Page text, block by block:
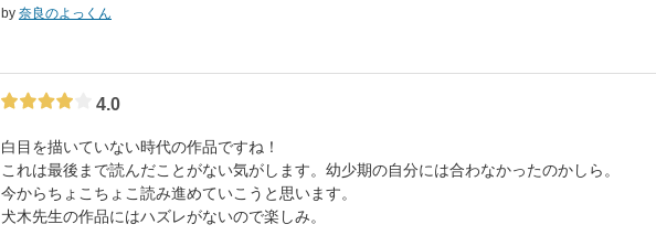
by 奈良のよっくん
4.0
白目を描いていない時代の作品ですね！
これは最後まで読んだことがない気がします。幼少期の自分には合わなかったのかしら。
今からちょこちょこ読み進めていこうと思います。
犬木先生の作品にはハズレがないので楽しみ。